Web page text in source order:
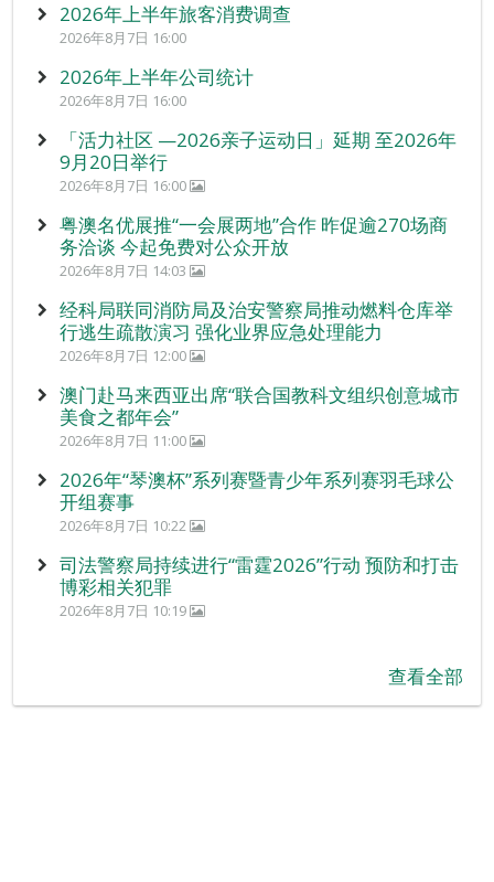
2026年上半年旅客消费调查
2026年8月7日 16:00
2026年上半年公司统计
2026年8月7日 16:00
「活力社区 —2026亲子运动日」延期 至2026年
9月20日举行
2026年8月7日 16:00
粤澳名优展推“一会展两地”合作 昨促逾270场商
务洽谈 今起免费对公众开放
2026年8月7日 14:03
经科局联同消防局及治安警察局推动燃料仓库举
行逃生疏散演习 强化业界应急处理能力
2026年8月7日 12:00
澳门赴马来西亚出席“联合国教科文组织创意城市
美食之都年会”
2026年8月7日 11:00
2026年“琴澳杯”系列赛暨青少年系列赛羽毛球公
开组赛事
2026年8月7日 10:22
司法警察局持续进行“雷霆2026”行动 预防和打击
博彩相关犯罪
2026年8月7日 10:19
查看全部